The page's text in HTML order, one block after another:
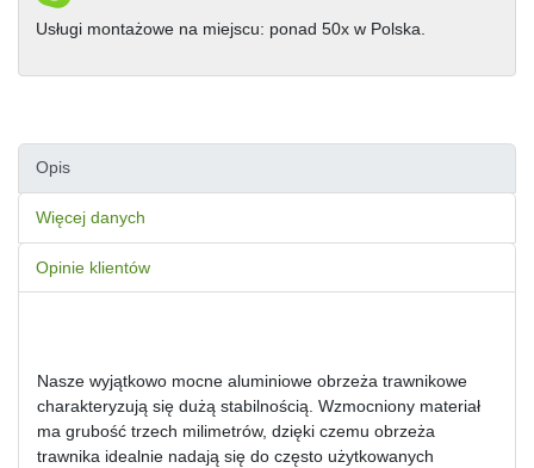
Usługi montażowe na miejscu: ponad 50x w Polska.
Opis
Więcej danych
Opinie klientów
Nasze wyjątkowo mocne aluminiowe obrzeża trawnikowe
charakteryzują się dużą stabilnością. Wzmocniony materiał
ma grubość trzech milimetrów, dzięki czemu obrzeża
trawnika idealnie nadają się do często użytkowanych